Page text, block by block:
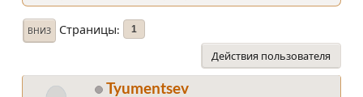
ВНИЗ Страницы 1
Действия пользователя
Tyumentsev